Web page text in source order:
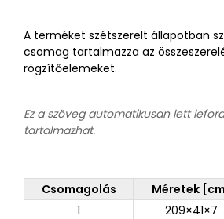
A terméket szétszerelt állapotban
csomag tartalmazza az
rögzítőelemeket.
Ez a szöveg automatikusan lett
tartalmazhat.
Csomagolás Méretek
1
209×41×7